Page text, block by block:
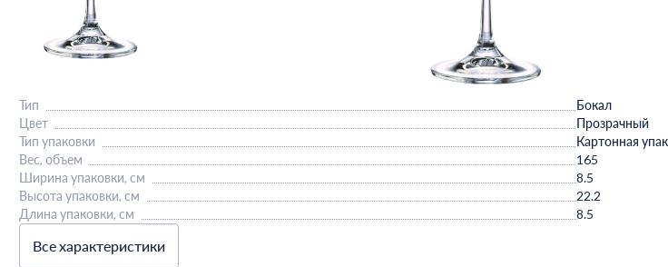
Тип
Бокал
Цвет
Прозрачный
Тип упаковки
Картонная
Вес, объем
165
Ширина упаковки, см
8.5
Высота упаковки, см
22.2
Длина упаковки, см
8.5
Все характеристики